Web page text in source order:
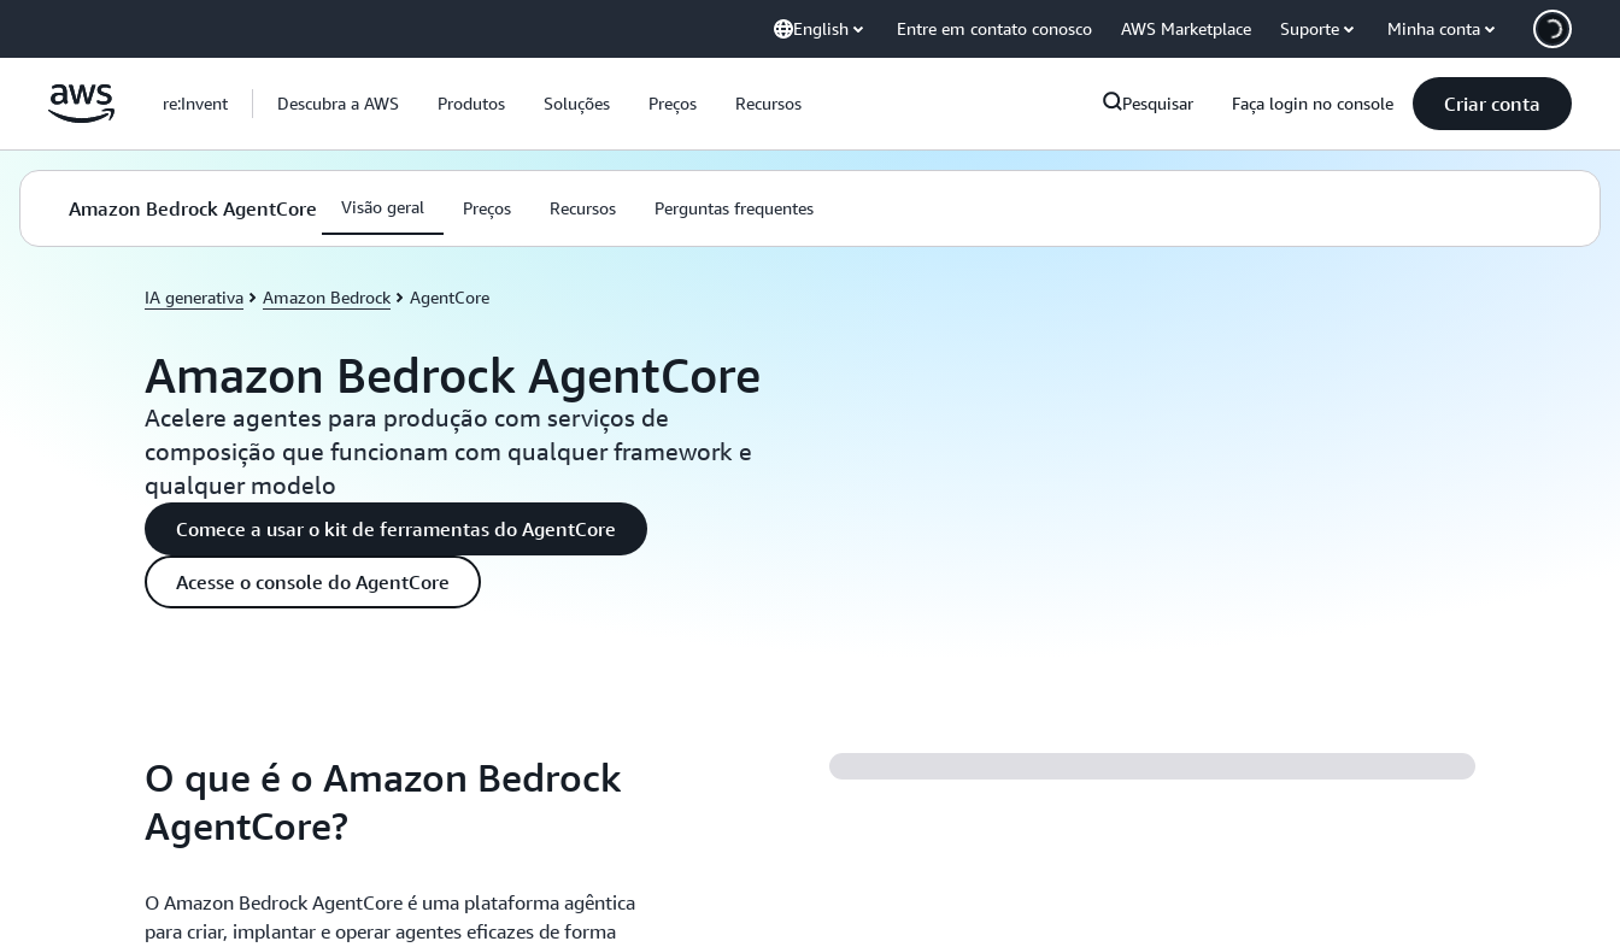
English Entre em contato conosco AWS Marketplace Suporte Minha conta
re:Invent Descubra a AWS Produtos Soluções Preços Recursos Pesquisar Faça login no console Criar conta
Amazon Bedrock AgentCore Visão geral Preços Recursos Perguntas frequentes
IA generativa Amazon Bedrock AgentCore
Amazon Bedrock AgentCore
Acelere agentes para produção com serviços de
composição que funcionam com qualquer framework e
qualquer modelo
Comece a usar o kit de ferramentas do AgentCore
Acesse o console do AgentCore
O que é o Amazon Bedrock
AgentCore?
O Amazon Bedrock AgentCore é uma plataforma agêntica
para criar, implantar e operar agentes eficazes de forma